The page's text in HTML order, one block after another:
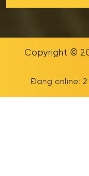
Copyright ©
Đang online: 2